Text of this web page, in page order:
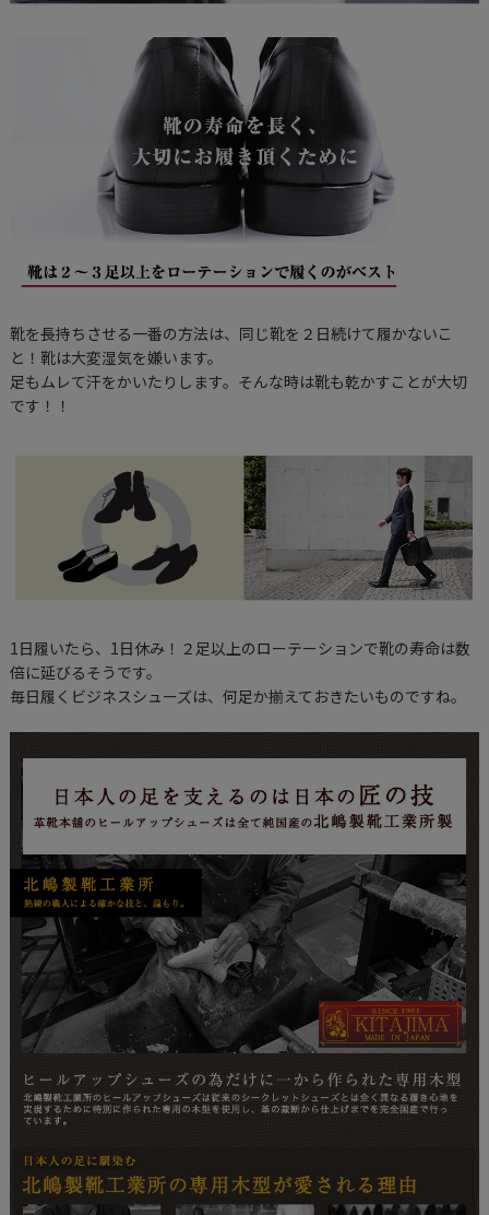
靴を長持ちさせる一番の方法は、同じ靴を２日続けて履かないこ
と！靴は大変湿気を嫌います。
足もムレて汗をかいたりします。そんな時は靴も乾かすことが大切
です！！
1日履いたら、1日休み！２足以上のローテーションで靴の寿命は数
倍に延びるそうです。
毎日履くビジネスシューズは、何足か揃えておきたいものですね。